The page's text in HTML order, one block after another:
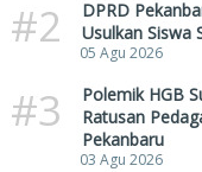
#2
DPRD
Usulkan Siswa
05 Agu 2026
#3
Polemik HGB
Ratusan
Pekanbaru
03 Agu 2026